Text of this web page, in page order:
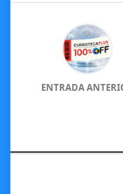
ENTRADA